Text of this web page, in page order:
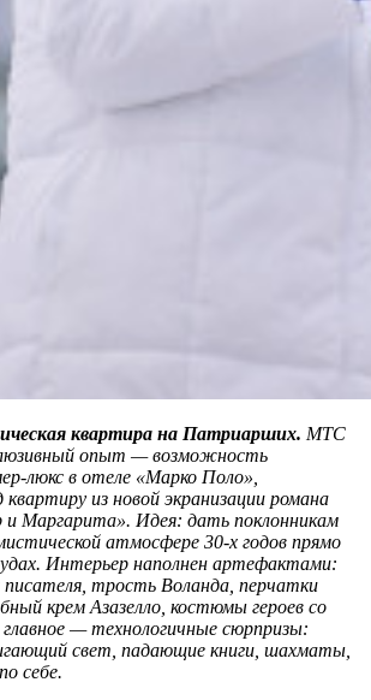
квартира на Патриарших. МТС
опыт — возможность
люкс в отеле «Марко Поло»,
из новой экранизации романа
и Маргарита». Идея: дать поклонникам
атмосфере 30-х годов прямо
Интерьер наполнен артефактами:
трость Воланда, перчатки
крем Азазелло, костюмы героев со
— технологичные сюрпризы:
свет, падающие книги, шахматы,
себе.